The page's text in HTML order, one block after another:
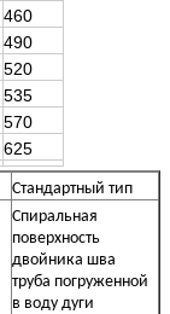
460
490
520
535
570
625
695
915
760
990
Стандартный тип
Спиральная
поверхность
двойника шва
труба погруженной
в воду дуги